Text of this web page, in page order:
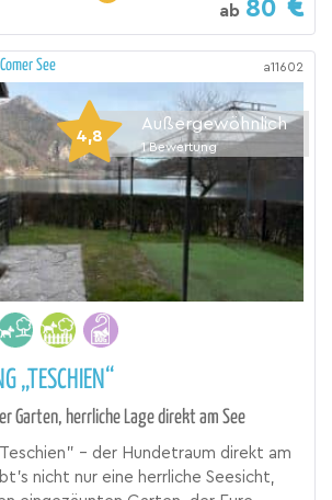
ab 80
Comer See a11602
4,8
Außergewöhnlich
1 Bewertung
„TESCHIEN“
Garten, herrliche Lage direkt am See
– der Hundetraum direkt am
nicht nur eine herrliche Seesicht,